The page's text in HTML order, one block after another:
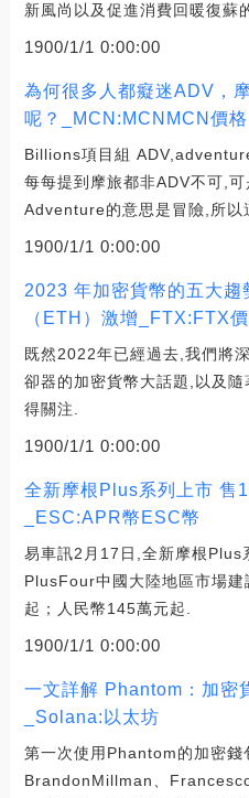
新風尚以及促進消費回暖復蘇
1900/1/1 0:00:00
為何很多人都癡迷ADV，
呢？_MCN:MCNMCN價格
Billions項目組
每每提到摩旅都非ADV不可,
Adventure的意思是冒險,所以
1900/1/1 0:00:00
2023 年加密貨幣的五大趨
（ETH）激增_FTX:FTX
既然2022年已經過去,我們將
卻器的加密貨幣大話題,以及
得關注.
1900/1/1 0:00:00
全新摩根Plus系列上市 售
_ESC:APR幣ESC幣
易車訊2月17日,全新摩根Plus
PlusFour中國大陸地區市場
起；人民幣145萬元起.
1900/1/1 0:00:00
一文詳解 Phantom：加密
_Solana:以太坊
第一次使用Phantom的加密錢
BrandonMillman、